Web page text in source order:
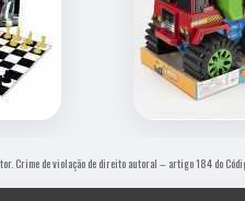
Crime de violação de direito autoral – artigo 184 do